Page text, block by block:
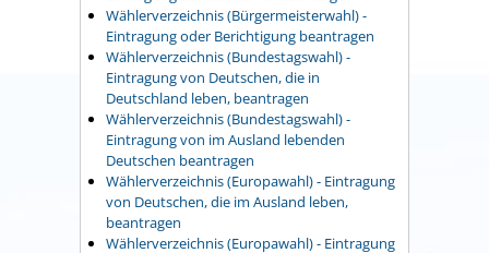
Wählerverzeichnis (Bürgermeisterwahl) -
Eintragung oder Berichtigung beantragen
Wählerverzeichnis (Bundestagswahl) -
Eintragung von Deutschen, die in
Deutschland leben, beantragen
Wählerverzeichnis (Bundestagswahl) -
Eintragung von im Ausland lebenden
Deutschen beantragen
Wählerverzeichnis (Europawahl) - Eintragung
von Deutschen, die im Ausland leben,
beantragen
Wählerverzeichnis (Europawahl) - Eintragung